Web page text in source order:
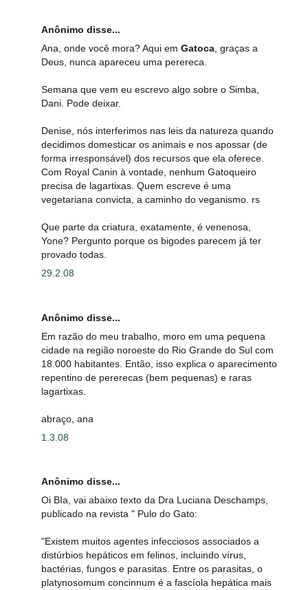
Anônimo disse...
Ana, onde você mora? Aqui em Gatoca, graças a
Deus, nunca apareceu uma perereca.
Semana que vem eu escrevo algo sobre o Simba,
Dani. Pode deixar.
Denise, nós interferimos nas leis da natureza quando
decidimos domesticar os animais e nos apossar (de
forma irresponsável) dos recursos que ela oferece.
Com Royal Canin à vontade, nenhum Gatoqueiro
precisa de lagartixas. Quem escreve é uma
vegetariana convicta, a caminho do veganismo. rs
Que parte da criatura, exatamente, é venenosa,
Yone? Pergunto porque os bigodes parecem já ter
provado todas.
29.2.08
Anônimo disse...
Em razão do meu trabalho, moro em uma pequena
cidade na região noroeste do Rio Grande do Sul com
18.000 habitantes. Então, isso explica o aparecimento
repentino de pererecas (bem pequenas) e raras
lagartixas.
abraço, ana
1.3.08
Anônimo disse...
Oi BIa, vai abaixo texto da Dra Luciana Deschamps,
publicado na revista " Pulo do Gato:
"Existem muitos agentes infecciosos associados a
distúrbios hepáticos em felinos, incluindo vírus,
bactérias, fungos e parasitas. Entre os parasitas, o
platynosomum concinnum é a fascíola hepática mais